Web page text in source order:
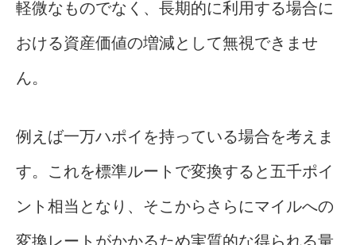
軽微なものでなく、長期的に利用する場合に
おける資産価値の増減として無視できませ
ん。
例えば一万ハポイを持っている場合を考えま
す。これを標準ルートで変換すると五千ポイ
ント相当となり、そこからさらにマイルへの
変換レートがかかるため実質的な得られる量